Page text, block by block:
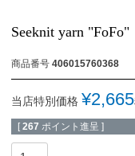
Seeknit yarn "FoFo"
商品番号 406015760368
当店特別価格 ¥2,665
[ 267 ポイント進呈 ]